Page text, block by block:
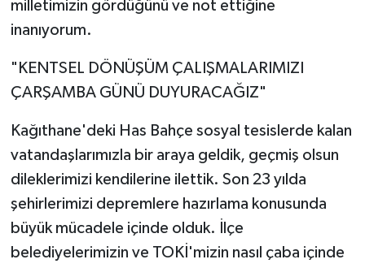
milletimizin gördüğünü ve not ettiğine
inanıyorum.
"KENTSEL DÖNÜŞÜM ÇALIŞMALARIMIZI
ÇARŞAMBA GÜNÜ DUYURACAĞIZ"
Kağıthane'deki Has Bahçe sosyal tesislerde kalan
vatandaşlarımızla bir araya geldik, geçmiş olsun
dileklerimizi kendilerine ilettik. Son 23 yılda
şehirlerimizi depremlere hazırlama konusunda
büyük mücadele içinde olduk. İlçe
belediyelerimizin ve TOKİ'mizin nasıl çaba içinde